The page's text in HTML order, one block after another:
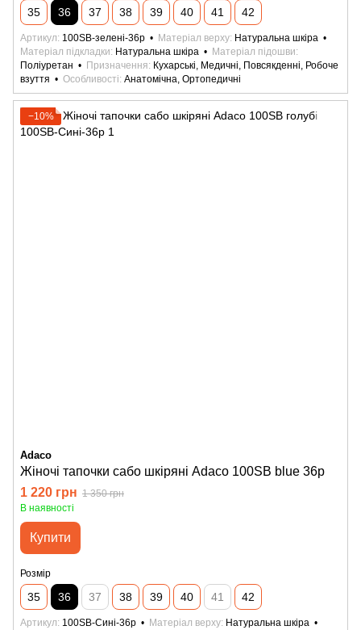
35 36 37 38 39 40 41 42
Артикул 100SB-зелені-36р Матеріал верху Натуральна шкіра
Матеріал підкладки
Натуральна шкіра
Матеріал підошви
Поліуретан
Призначення
Кухарські, Медичні, Повсякденні, Робоче
взуття
Особливості Анатомічна, Ортопедичні
−10%
Adaco
Жіночі тапочки сабо шкіряні Adaco 100SB blue 36р
1 220 грн 1 350 грн
В наявності
Купити
Розмір
35 36 37 38 39 40 41 42
Артикул 100SB-Сині-36р Матеріал верху Натуральна шкіра